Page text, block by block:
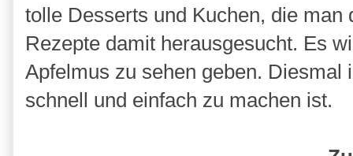
tolle Desserts und Kuchen, die
Rezepte damit herausgesucht. Es
Apfelmus zu sehen geben.
schnell und einfach zu machen ist.